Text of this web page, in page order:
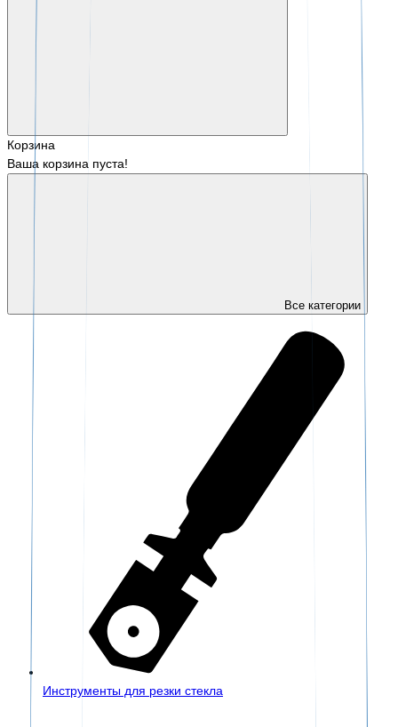
Корзина
Ваша корзина пуста!
Все категории
Инструменты для резки стекла